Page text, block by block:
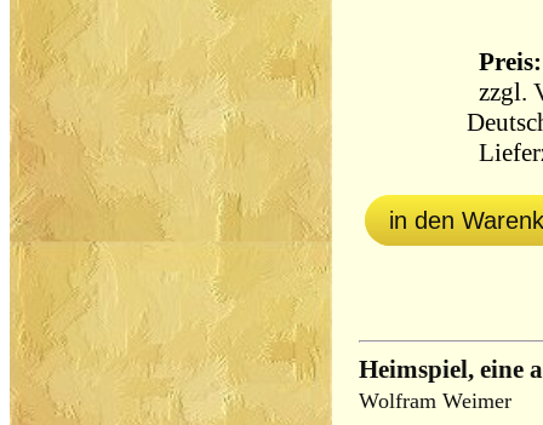
zzgl.
in den
Heimspiel, eine
Wolfram Weimer